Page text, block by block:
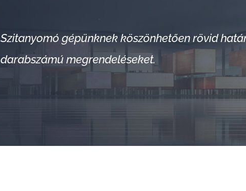
Szitanyomó gépünknek köszönhetően rövid
darabszámú megrendeléseket.